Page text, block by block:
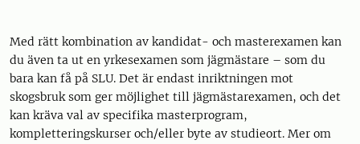
Med rätt kombination av kandidat- och masterexamen kan
du även ta ut en yrkesexamen som jägmästare – som du
bara kan få på SLU. Det är endast inriktningen mot
skogsbruk som ger möjlighet till jägmästarexamen, och det
kan kräva val av specifika masterprogram,
kompletteringskurser och/eller byte av studieort. Mer om